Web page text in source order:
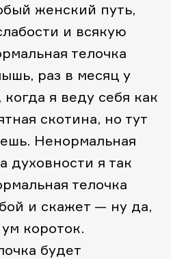
женский путь,
и всякую
телочка
раз в месяц у
я веду себя как
скотина, но тут
Ненормальная
духовности я так
телочка
и скажет — ну да,
короток.
будет